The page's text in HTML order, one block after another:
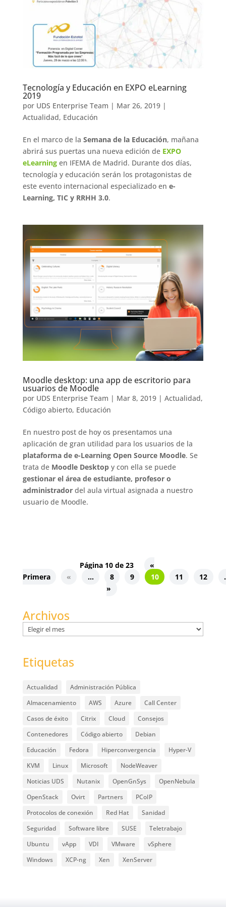
Tecnología y Educación en EXPO eLearning
2019
por UDS Enterprise Team | Mar 26, 2019|
Actualidad, Educación
En el marco de la Semana de la Educación, mañana
abrirá sus puertas una nueva edición de EXPO
eLearningen IFEMA de Madrid. Durante dos días,
tecnología y educación serán los protagonistas de
este evento internacional especializado en e-
Learning, TIC y RRHH 3.0.
Moodle desktop: una app de escritorio para
usuarios de Moodle
por UDS Enterprise Team | Mar 8, 2019| Actualidad,
Código abierto, Educación
En nuestro post de hoy os presentamos una
aplicación de gran utilidad para los usuarios de la
plataforma de e-Learning Open Source Moodle. Se
trata de Moodle Desktopy con ella se puede
gestionar el área de estudiante, profesor o
administradordel aula virtual asignada a nuestro
usuario de Moodle.
Página 10 de 23
«
Primera
« ... 8 9 10 11 12
»
Archivos
Archivos
Etiquetas
Actualidad
Administración Pública
Almacenamiento
AWS Azure
Call Center
Casos de éxito
Citrix Cloud
Consejos
Contenedores
Código abierto
Debian
Educación
Fedora Hiperconvergencia
Hyper-V
KVM
Linux Microsoft
NodeWeaver
Noticias UDS
Nutanix OpenGnSys
OpenNebula
OpenStack
Ovirt Partners
PCoIP
Protocolos de conexión
Red Hat
Sanidad
Seguridad
Software libre SUSE
Teletrabajo
Ubuntu
vApp VDI VMware
vSphere
Windows
XCP-ng Xen XenServer